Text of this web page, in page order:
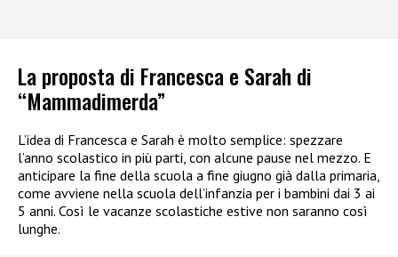
La proposta di Francesca e Sarah di
“Mammadimerda”
L’idea di Francesca e Sarah è molto semplice: spezzare
l’anno scolastico in più parti, con alcune pause nel mezzo. E
anticipare la fine della scuola a fine giugno già dalla primaria,
come avviene nella scuola dell’infanzia per i bambini dai 3 ai
5 anni. Così le vacanze scolastiche estive non saranno così
lunghe.